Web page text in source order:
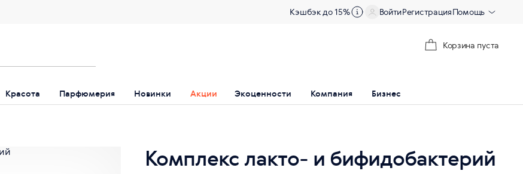
Кэшбэк до 15% ВойтиРегистрацияПомощь
Корзина пуста
Красота Парфюмерия Новинки Акции Экоценности Компания Бизнес
Комплекс лакто- и бифидобактерий